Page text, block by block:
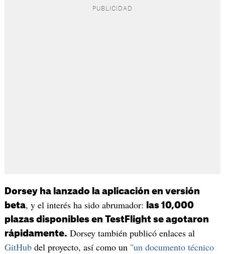
Dorsey ha lanzado la aplicación en versión
beta, y el interés ha sido abrumador:
las 10,000
plazas disponibles en TestFlight se agotaron
rápidamente. Dorsey también publicó enlaces al
GitHubdel proyecto, así como un "un documento técnico